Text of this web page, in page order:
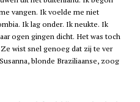
vangen. Ik voelde me niet
Ik lag onder. Ik neukte. Ik
ogen gingen dicht. Het was toch
wist snel genoeg dat zij te ver
blonde Braziliaanse, zoog